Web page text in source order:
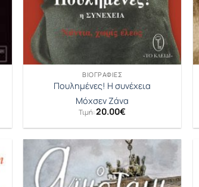
ΒΙΟΓΡΑΦΊΕΣ
Πουλημένες! Η συνέχεια
Μόχσεν Ζάνα
Τιμή:20.00€